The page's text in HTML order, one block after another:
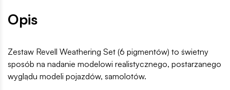
Opis
Zestaw Revell Weathering Set (6 pigmentów) to świetny
sposób na nadanie modelowi realistycznego, postarzanego
wyglądu modeli pojazdów, samolotów.